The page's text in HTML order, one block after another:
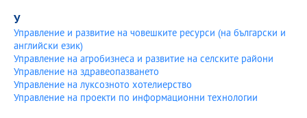
У
Управление и развитие на човешките ресурси (на български и
английски език)
Управление на агробизнеса и развитие на селските райони
Управление на здравеопазването
Управление на луксозното хотелиерство
Управление на проекти по информационни технологии